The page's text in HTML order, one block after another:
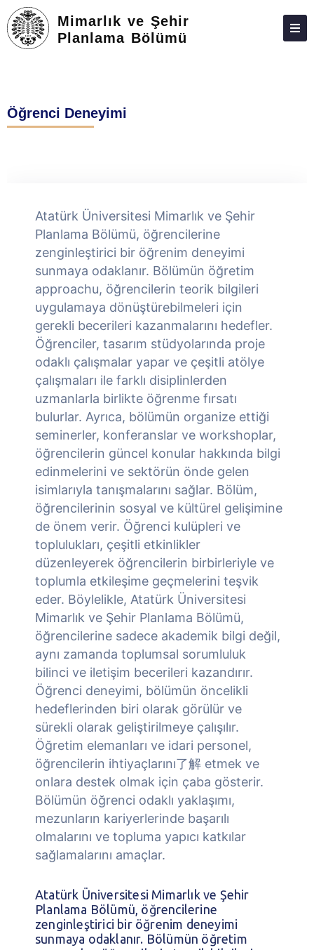
Mimarlık ve Şehir
Planlama Bölümü
ÖNLISANS
Öğrenci Deneyimi
Atatürk Üniversitesi Mimarlık ve Şehir
Planlama Bölümü, öğrencilerine
zenginleştirici bir öğrenim deneyimi
sunmaya odaklanır. Bölümün öğretim
approachu, öğrencilerin teorik bilgileri
uygulamaya dönüştürebilmeleri için
gerekli becerileri kazanmalarını hedefler.
Öğrenciler, tasarım stüdyolarında proje
odaklı çalışmalar yapar ve çeşitli atölye
çalışmaları ile farklı disiplinlerden
uzmanlarla birlikte öğrenme fırsatı
bulurlar. Ayrıca, bölümün organize ettiği
seminerler, konferanslar ve workshoplar,
öğrencilerin güncel konular hakkında bilgi
edinmelerini ve sektörün önde gelen
isimlarıyla tanışmalarını sağlar. Bölüm,
öğrencilerinin sosyal ve kültürel gelişimine
de önem verir. Öğrenci kulüpleri ve
toplulukları, çeşitli etkinlikler
düzenleyerek öğrencilerin birbirleriyle ve
toplumla etkileşime geçmelerini teşvik
eder. Böylelikle, Atatürk Üniversitesi
Mimarlık ve Şehir Planlama Bölümü,
öğrencilerine sadece akademik bilgi değil,
aynı zamanda toplumsal sorumluluk
bilinci ve iletişim becerileri kazandırır.
Öğrenci deneyimi, bölümün öncelikli
hedeflerinden biri olarak görülür ve
sürekli olarak geliştirilmeye çalışılır.
Öğretim elemanları ve idari personel,
öğrencilerin ihtiyaçlarını了解 etmek ve
onlara destek olmak için çaba gösterir.
Bölümün öğrenci odaklı yaklaşımı,
mezunların kariyerlerinde başarılı
olmalarını ve topluma yapıcı katkılar
sağlamalarını amaçlar.
Atatürk Üniversitesi Mimarlık ve Şehir
Planlama Bölümü, öğrencilerine
zenginleştirici bir öğrenim deneyimi
sunmaya odaklanır. Bölümün öğretim